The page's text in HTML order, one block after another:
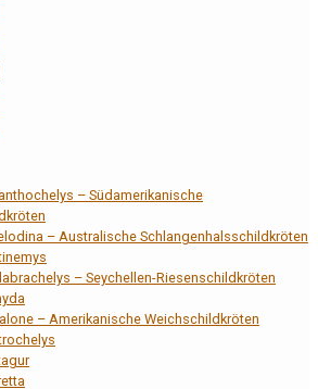
– Südamerikanische
– Australische Schlangenhalsschildkröten
– Seychellen-Riesenschildkröten
– Amerikanische Weichschildkröten